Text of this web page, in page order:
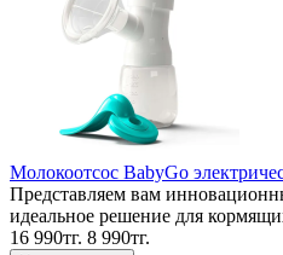
Молокоотсос BabyGo
Представляем вам
идеальное решение для
16 990тг. 8 990тг.